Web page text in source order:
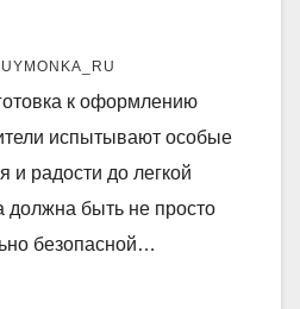
UYMONKA_RU
к оформлению
испытывают особые
и радости до легкой
должна быть не просто
безопасной…